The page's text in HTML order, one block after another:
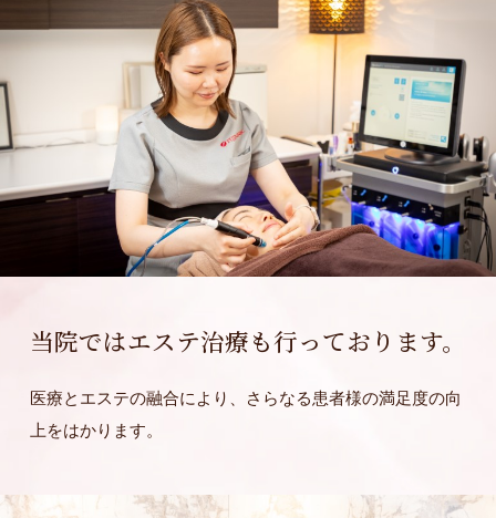
当院ではエステ治療も行っております。
医療とエステの融合により、さらなる患者様の満足度の向
上をはかります。